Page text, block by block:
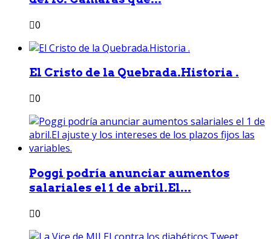
0
El Cristo de la Quebrada.Historia .
0
Poggi podría anunciar aumentos
salariales el 1 de abril.El...
0